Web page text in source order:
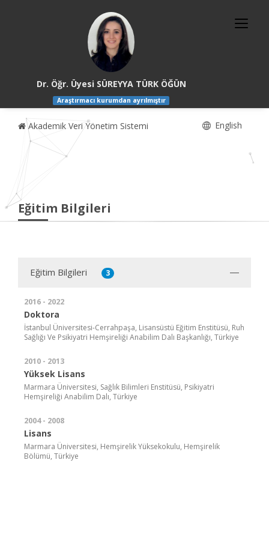
Dr. Öğr. Üyesi SÜREYYA TÜRK ÖĞÜN
Araştırmacı kurumdan ayrılmıştır
Akademik Veri Yönetim Sistemi English
Eğitim Bilgileri
Eğitim Bilgileri 3
2016 - 2022
Doktora
İstanbul Üniversitesi-Cerrahpaşa, Lisansüstü Eğitim Enstitüsü, Ruh
Sağlığı Ve Psikiyatri Hemşireliği Anabilim Dalı Başkanlığı, Türkiye
2010 - 2013
Yüksek Lisans
Marmara Üniversitesi, Sağlık Bilimleri Enstitüsü, Psikiyatri
Hemşireliği Anabilim Dalı, Türkiye
2004 - 2008
Lisans
Marmara Üniversitesi, Hemşirelik Yüksekokulu, Hemşirelik
Bölümü, Türkiye